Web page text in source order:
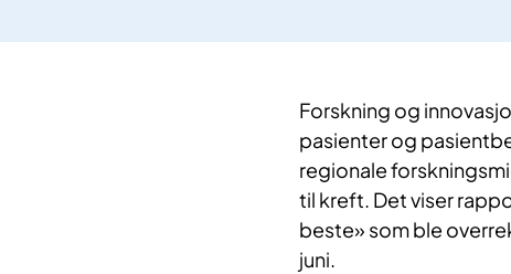
​Forskning og
pasienter og
regionale
til kreft. Det viser
beste» som ble
juni.